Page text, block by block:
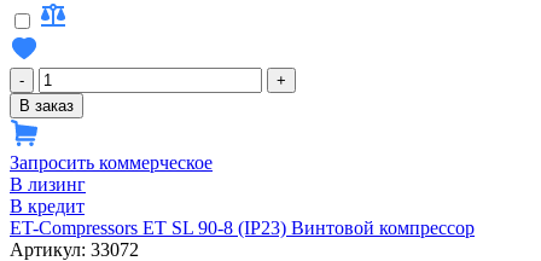
-
+
В заказ
Запросить коммерческое
В лизинг
В кредит
ET-Compressors ET SL 90-8 (IP23) Винтовой компрессор
Артикул: 33072